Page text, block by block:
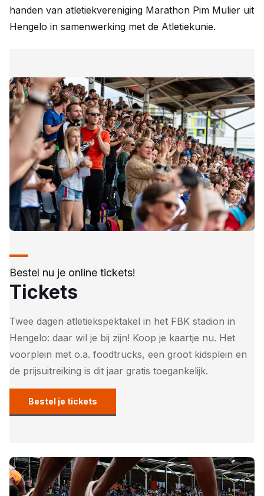
handen van atletiekvereniging Marathon Pim Mulier uit
Hengelo in samenwerking met de Atletiekunie.
Bestel nu je online tickets!
Tickets
Twee dagen atletiekspektakel in het FBK stadion in
Hengelo: daar wil je bij zijn! Koop je kaartje nu. Het
voorplein met o.a. foodtrucks, een groot kidsplein en
de prijsuitreiking is dit jaar gratis toegankelijk.
Bestel je tickets